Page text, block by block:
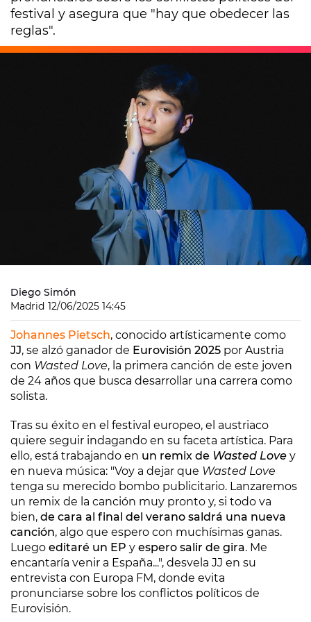
festival y asegura que "hay que obedecer las
reglas".
Diego Simón
Madrid 12/06/2025 14:45
Johannes Pietsch, conocido artísticamente como
JJ, se alzó ganador de Eurovisión 2025 por Austria
con Wasted Love, la primera canción de este joven
de 24 años que busca desarrollar una carrera como
solista.
Tras su éxito en el festival europeo, el austriaco
quiere seguir indagando en su faceta artística. Para
ello, está trabajando en un remix de Wasted Love y
en nueva música: "Voy a dejar que Wasted Love
tenga su merecido bombo publicitario. Lanzaremos
un remix de la canción muy pronto y, si todo va
bien, de cara al final del verano saldrá una nueva
canción, algo que espero con muchísimas ganas.
Luego editaré un EP y espero salir de gira. Me
encantaría venir a España...", desvela JJ en su
entrevista con Europa FM, donde evita
pronunciarse sobre los conflictos políticos de
Eurovisión.